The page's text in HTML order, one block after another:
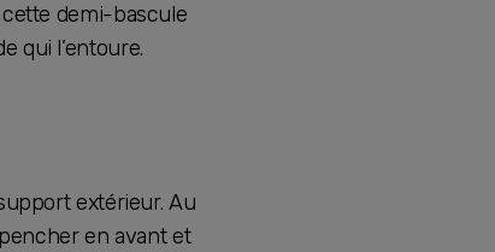
demi-bascule
qui l’entoure.
extérieur. Au
en avant et